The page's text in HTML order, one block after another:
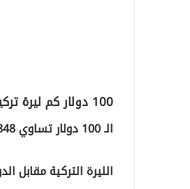
100 دولار كم ليرة تركية تساوي
الـ 100 دولار تساوي 848 ليرة تركية.
الليرة التركية مقابل